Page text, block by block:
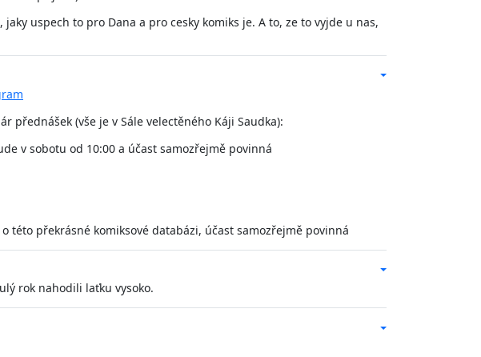
uspech to pro Dana a pro cesky komiks je. A to, ze to vyjde u nas,
přednášek (vše je v Sále velectěného Káji Saudka):
v sobotu od 10:00 a účast samozřejmě povinná
této překrásné komiksové databázi, účast samozřejmě povinná
rok nahodili laťku vysoko.